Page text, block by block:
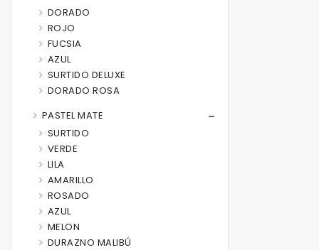
DORADO
ROJO
FUCSIA
AZUL
SURTIDO DELUXE
DORADO ROSA
PASTEL MATE
SURTIDO
VERDE
LILA
AMARILLO
ROSADO
AZUL
MELON
DURAZNO MALIBÚ